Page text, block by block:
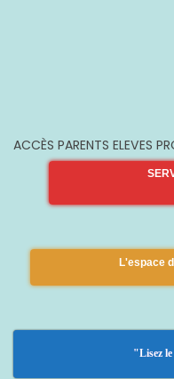
ACCÈS PARENTS ELEVES
L'espace
"Lisez